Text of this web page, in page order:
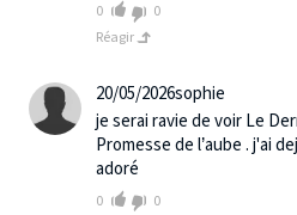
0
0
Réagir
20/05/2026sophie
je serai ravie de voir Le
Promesse de l’aube . j'ai
adoré
0
0